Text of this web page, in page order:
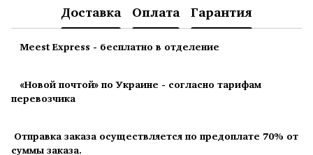
Доставка Оплата Гарантия
Meest Express - бесплатно в отделение
«Новой почтой» по Украине - согласно тарифам
перевозчика
Отправка заказа осуществляется по предоплате 70% от
суммы заказа.